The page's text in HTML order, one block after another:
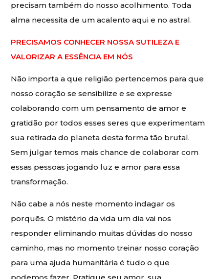
precisam também do nosso acolhimento. Toda
alma necessita de um acalento aqui e no astral.
PRECISAMOS CONHECER NOSSA SUTILEZA E
VALORIZAR A ESSÊNCIA EM NÓS
Não importa a que religião pertencemos para que
nosso coração se sensibilize e se expresse
colaborando com um pensamento de amor e
gratidão por todos esses seres que experimentam
sua retirada do planeta desta forma tão brutal.
Sem julgar temos mais chance de colaborar com
essas pessoas jogando luz e amor para essa
transformação.
Não cabe a nós neste momento indagar os
porquês. O mistério da vida um dia vai nos
responder eliminando muitas dúvidas do nosso
caminho, mas no momento treinar nosso coração
para uma ajuda humanitária é tudo o que